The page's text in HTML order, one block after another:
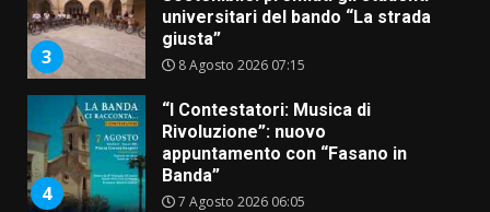
3
universitari del bando “La strada
giusta”
8 Agosto 2026 07:15
4
“I Contestatori: Musica di
Rivoluzione”: nuovo
appuntamento con “Fasano in
Banda”
7 Agosto 2026 06:05